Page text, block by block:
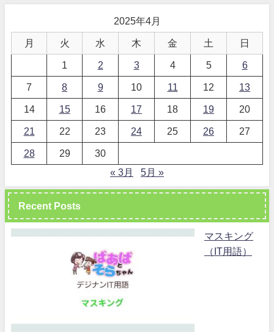
2025年4月
月 火 水 木 金 土 日
1 2 3 4 5 6
7 8 9 10 11 12 13
14 15 16 17 18 19 20
21 22 23 24 25 26 27
28 29
30
« 3月
5月 »
Recent Posts
マスキング
（IT用語）